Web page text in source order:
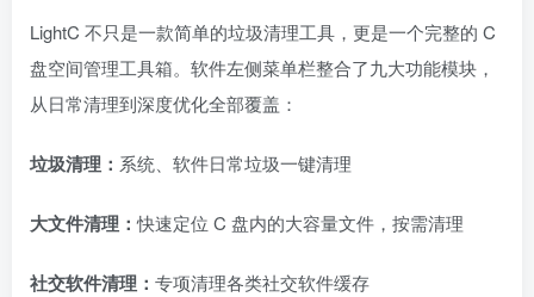
LightC 不只是一款简单的垃圾清理工具，更是一个完整的 C
盘空间管理工具箱。软件左侧菜单栏整合了九大功能模块，
从日常清理到深度优化全部覆盖：
垃圾清理： 系统、软件日常垃圾一键清理
大文件清理：快速定位 C 盘内的大容量文件，按需清理
社交软件清理： 专项清理各类社交软件缓存